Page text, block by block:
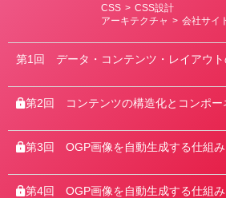
カ
テ
リ
CSS > CSS設計
アーキテクチャ > 会社サイ
第1回 データ・コンテンツ・レイアウ
第2回 コンテンツの構造化とコンポー
第3回 OGP画像を自動生成する仕組
第4回 OGP画像を自動生成する仕組